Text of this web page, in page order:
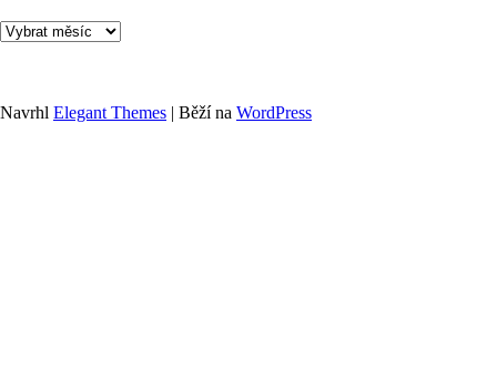
Archivy
Navrhl Elegant Themes | Běží na WordPress